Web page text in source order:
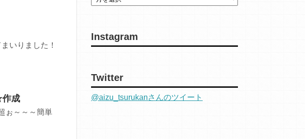
いりました！
作成
ぉ～～～簡単
Instagram
Twitter
@aizu_tsurukanさんのツイート